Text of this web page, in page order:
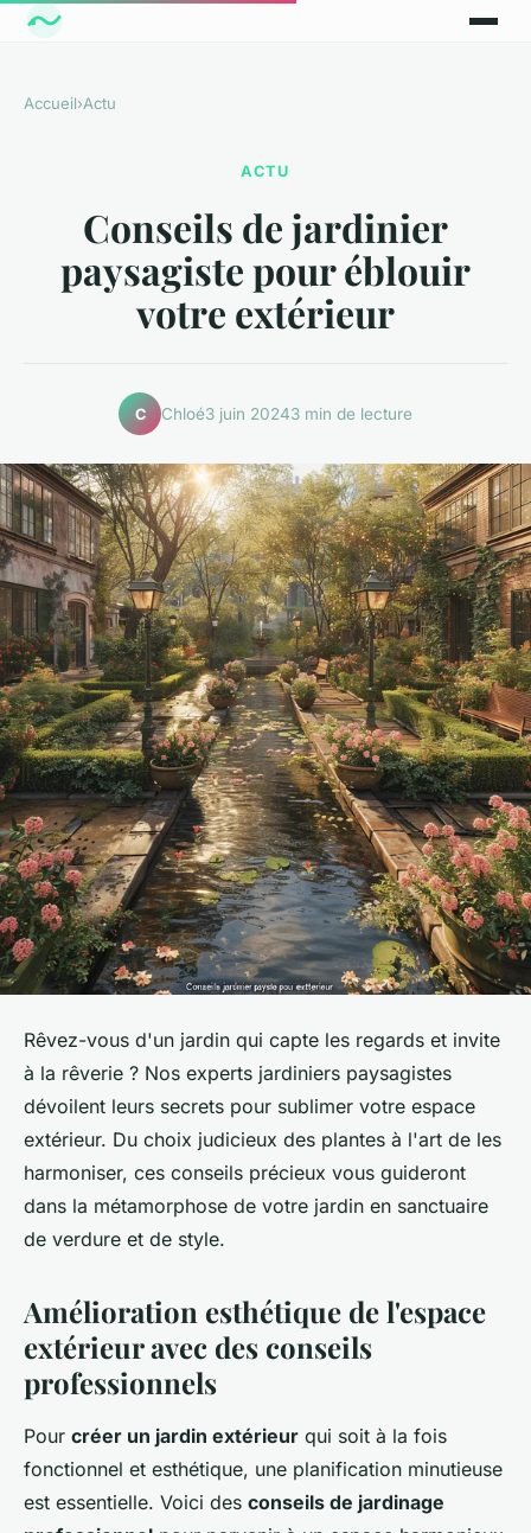
Accueil›Actu
ACTU
Conseils de jardinier
paysagiste pour éblouir
votre extérieur
C Chloé3 juin 20243 min de lecture
Rêvez-vous d'un jardin qui capte les regards et invite
à la rêverie ? Nos experts jardiniers paysagistes
dévoilent leurs secrets pour sublimer votre espace
extérieur. Du choix judicieux des plantes à l'art de les
harmoniser, ces conseils précieux vous guideront
dans la métamorphose de votre jardin en sanctuaire
de verdure et de style.
Amélioration esthétique de l'espace
extérieur avec des conseils
professionnels
Pour créer un jardin extérieur qui soit à la fois
fonctionnel et esthétique, une planification minutieuse
est essentielle. Voici des conseils de jardinage